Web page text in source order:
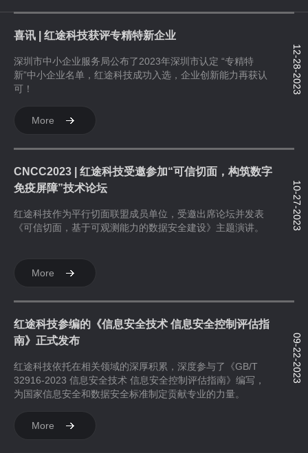
喜讯 | 红途科技获评专精特新企业
深圳市中小企业服务局公布了2023年深圳市认定 “专精特
新”中小企业名单，红途科技成功入选，企业创新能力再获认
可！
12-28-2023
More
CNCC2023 | 红途科技受邀参加“可信切面，构筑数字
免疫屏障”技术论坛
红途科技作为平行切面联盟成员单位，受邀出席论坛并发表
《可信切面，基于可观测能力的数据安全建设》主题演讲。
10-27-2023
More
红途科技参编的《信息安全技术 信息安全控制评估指
南》正式发布
红途科技依托在相关领域的深厚积累，深度参与了《GB/T
32916-2023 信息安全技术 信息安全控制评估指南》编写，
为国家信息安全和数据安全标准制定贡献专业的力量。
09-22-2023
More